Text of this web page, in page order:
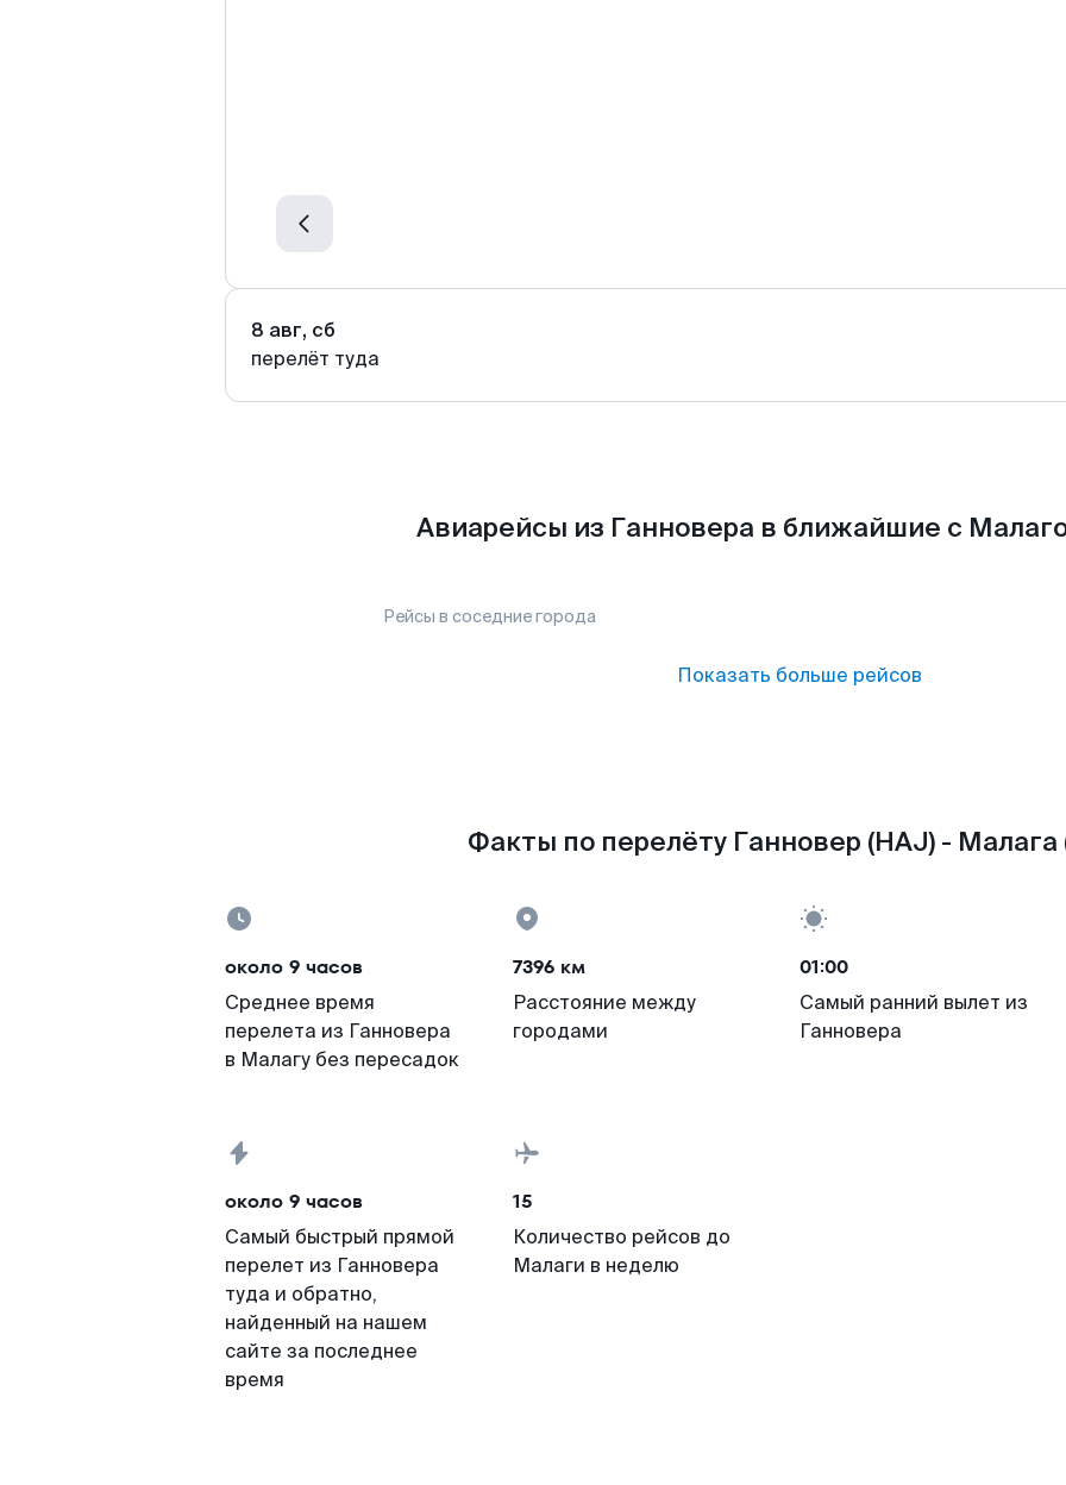
8 авг, сб
перелёт туда
Авиарейсы из Ганновера в ближайшие с
Рейсы в соседние города
Показать больше рейсов
Факты по перелёту Ганновер (HAJ) - Малага
около 9 часов
Среднее время
перелета из Ганновера
в Малагу без пересадок
7396 км
Расстояние между
городами
01:00
Самый ранний вылет из
Ганновера
около 9 часов
Самый быстрый прямой
перелет из Ганновера
туда и обратно,
найденный на нашем
сайте за последнее
время
15
Количество рейсов до
Малаги в неделю